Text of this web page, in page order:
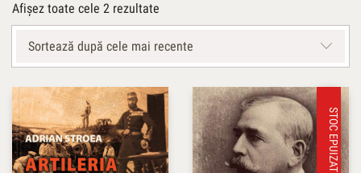
Afișez toate cele 2 rezultate
după
cele
Sortează după cele mai recente
STOC EPUIZAT